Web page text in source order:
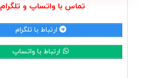
تماس با واتساپ و تلگرام
ارتباط با تلگرام
ارتباط با واتساپ